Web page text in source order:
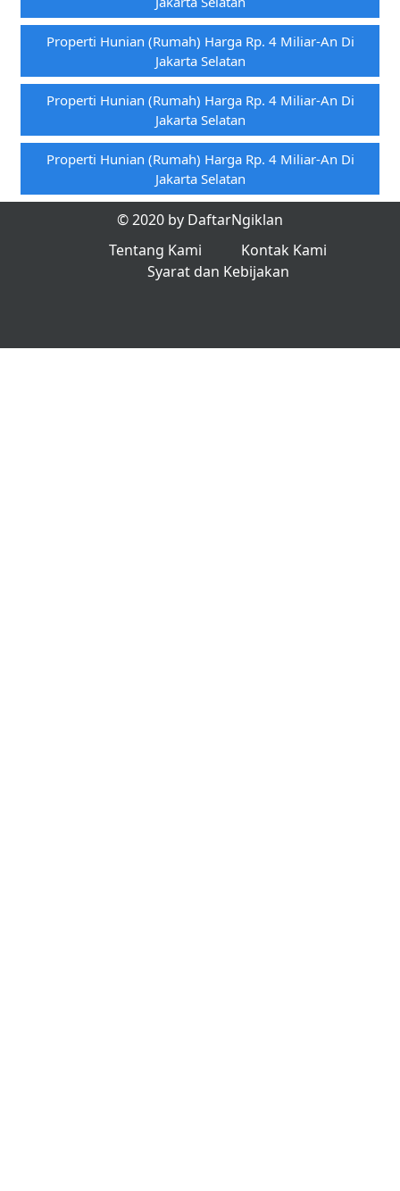
Properti Hunian (rumah) Harga Rp. 4 Miliar-An Di
Jakarta Selatan
Properti Hunian (rumah) Harga Rp. 4 Miliar-An Di
Jakarta Selatan
Properti Hunian (rumah) Harga Rp. 4 Miliar-An Di
Jakarta Selatan
© 2020 by DaftarNgiklan
Tentang Kami
Kontak Kami
Syarat dan Kebijakan